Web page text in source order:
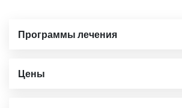
Программы лечения
Цены